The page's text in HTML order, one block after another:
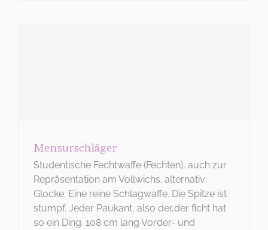
Mensurschläger
Studentische Fechtwaffe (Fechten), auch zur
Repräsentation am Vollwichs. alternativ:
Glocke. Eine reine Schlagwaffe. Die Spitze ist
stumpf. Jeder Paukant, also der,der ficht hat
so ein Ding. 108 cm lang Vorder- und